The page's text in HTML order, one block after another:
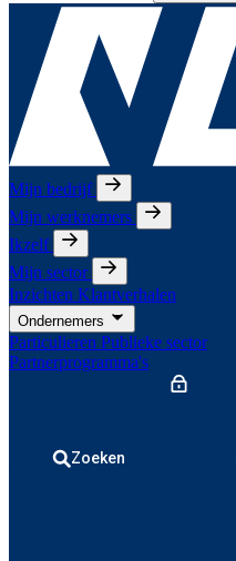
Mijn bedrijf
Mijn werknemers
Ikzelf
Mijn sector
Inzichten Klantverhalen
Ondernemers
Particulieren Publieke sector
Partnerprogramma's
Zoeken